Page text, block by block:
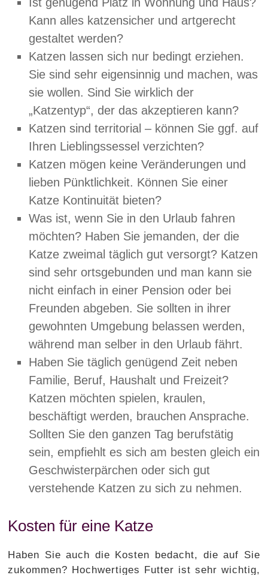
Kann alles katzensicher und artgerecht
gestaltet werden?
Katzen lassen sich nur bedingt erziehen.
Sie sind sehr eigensinnig und machen, was
sie wollen. Sind Sie wirklich der
„Katzentyp“, der das akzeptieren kann?
Katzen sind territorial – können Sie ggf. auf
Ihren Lieblingssessel verzichten?
Katzen mögen keine Veränderungen und
lieben Pünktlichkeit. Können Sie einer
Katze Kontinuität bieten?
Was ist, wenn Sie in den Urlaub fahren
möchten? Haben Sie jemanden, der die
Katze zweimal täglich gut versorgt? Katzen
sind sehr ortsgebunden und man kann sie
nicht einfach in einer Pension oder bei
Freunden abgeben. Sie sollten in ihrer
gewohnten Umgebung belassen werden,
während man selber in den Urlaub fährt.
Haben Sie täglich genügend Zeit neben
Familie, Beruf, Haushalt und Freizeit?
Katzen möchten spielen, kraulen,
beschäftigt werden, brauchen Ansprache.
Sollten Sie den ganzen Tag berufstätig
sein, empfiehlt es sich am besten gleich ein
Geschwisterpärchen oder sich gut
verstehende Katzen zu sich zu nehmen.
Kosten für eine Katze
Haben Sie auch die Kosten bedacht, die auf Sie
zukommen? Hochwertiges Futter ist sehr wichtig,